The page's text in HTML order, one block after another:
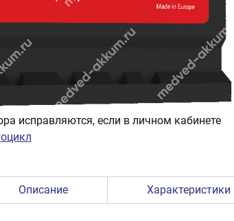
исправляются, если в личном кабинете
Описание Характеристики